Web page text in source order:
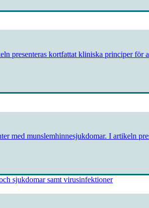
presenteras kortfattat kliniska principer
med munslemhinnesjukdomar. I artikeln